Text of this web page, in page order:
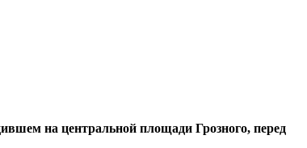
на центральной площади Грозного, перед